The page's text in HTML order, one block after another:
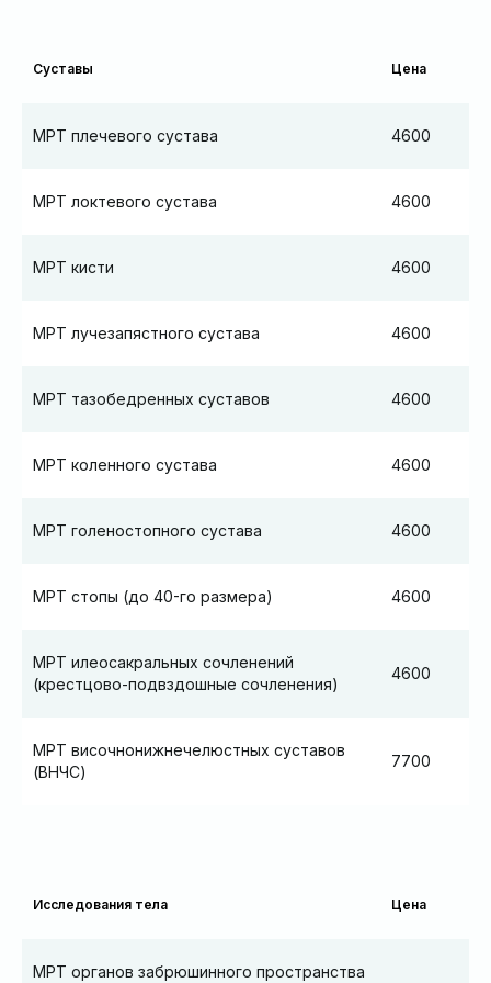
Суставы Цена
МРТ плечевого сустава 4600
МРТ локтевого сустава 4600
МРТ кисти 4600
МРТ лучезапястного сустава 4600
МРТ тазобедренных суставов 4600
МРТ коленного сустава 4600
МРТ голеностопного сустава 4600
МРТ стопы (до 40-го размера) 4600
МРТ илеосакральных сочленений
(крестцово-подвздошные сочленения)
4600
МРТ височнонижнечелюстных суставов
(ВНЧС)
7700
Исследования тела Цена
МРТ органов забрюшинного пространства